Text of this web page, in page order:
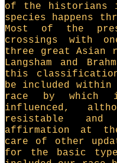
of the historians
species happens
Most of the
crossings with
three great Asian
Langsham and
this
be included within
race by
influenced,
resistable
affirmation at
care of other
for the basic